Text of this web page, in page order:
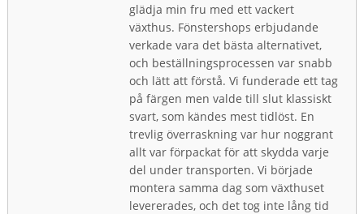
glädja min fru med ett vackert
växthus. Fönstershops erbjudande
verkade vara det bästa alternativet,
och beställningsprocessen var snabb
och lätt att förstå. Vi funderade ett tag
på färgen men valde till slut klassiskt
svart, som kändes mest tidlöst. En
trevlig överraskning var hur noggrant
allt var förpackat för att skydda varje
del under transporten. Vi började
montera samma dag som växthuset
levererades, och det tog inte lång tid